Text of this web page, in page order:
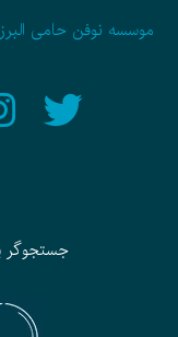
موسسه نوفن حامی
جستجوگر